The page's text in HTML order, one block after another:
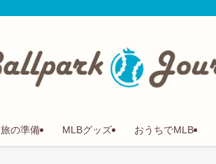
旅の準備 MLBグッズ おうちでMLB